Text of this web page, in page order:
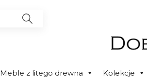
Meble z litego drewna Kolekcje